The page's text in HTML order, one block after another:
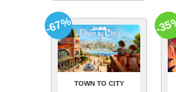
TOWN TO CITY
-67% -